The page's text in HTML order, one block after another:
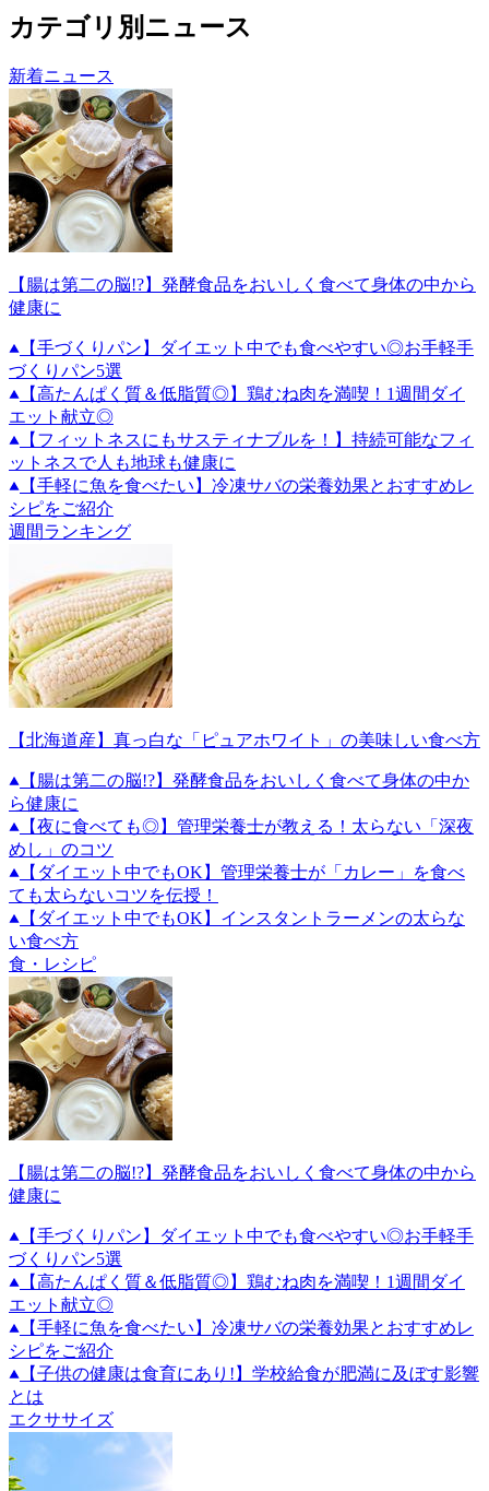
カテゴリ別ニュース
新着ニュース
【腸は第二の脳!?】発酵食品をおいしく食べて身体の中から
健康に
【手づくりパン】ダイエット中でも食べやすい◎お手軽手
づくりパン5選
【高たんぱく質＆低脂質◎】鶏むね肉を満喫！1週間ダイ
エット献立◎
【フィットネスにもサスティナブルを！】持続可能なフィ
ットネスで人も地球も健康に
【手軽に魚を食べたい】冷凍サバの栄養効果とおすすめレ
シピをご紹介
週間ランキング
【北海道産】真っ白な「ピュアホワイト」の美味しい食べ方
【腸は第二の脳!?】発酵食品をおいしく食べて身体の中か
ら健康に
【夜に食べても◎】管理栄養士が教える！太らない「深夜
めし」のコツ
【ダイエット中でもOK】管理栄養士が「カレー」を食べ
ても太らないコツを伝授！
【ダイエット中でもOK】インスタントラーメンの太らな
い食べ方
食・レシピ
【腸は第二の脳!?】発酵食品をおいしく食べて身体の中から
健康に
【手づくりパン】ダイエット中でも食べやすい◎お手軽手
づくりパン5選
【高たんぱく質＆低脂質◎】鶏むね肉を満喫！1週間ダイ
エット献立◎
【手軽に魚を食べたい】冷凍サバの栄養効果とおすすめレ
シピをご紹介
【子供の健康は食育にあり!】学校給食が肥満に及ぼす影響
とは
エクササイズ